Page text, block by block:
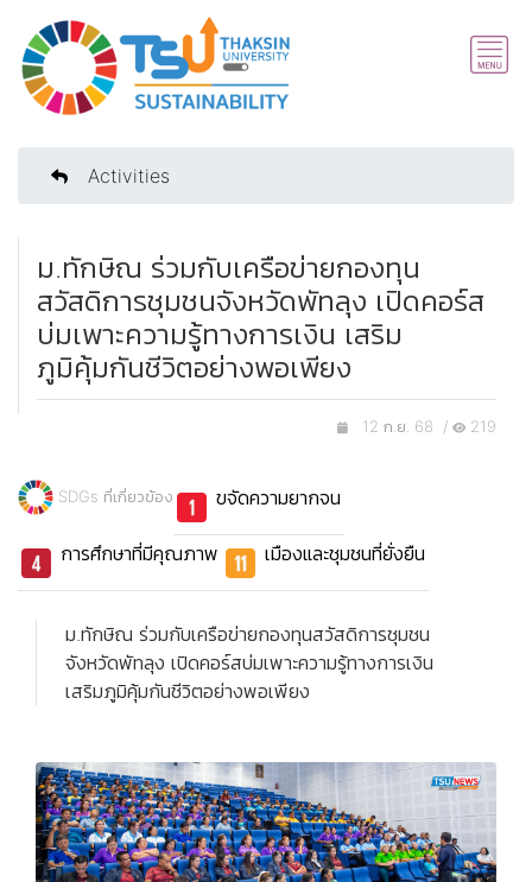
Activities
ม.ทักษิณ ร่วมกับเครือข่ายกองทุน
สวัสดิการชุมชนจังหวัดพัทลุง เปิดคอร์ส
บ่มเพาะความรู้ทางการเงิน เสริม
ภูมิคุ้มกันชีวิตอย่างพอเพียง
12 ก.ย. 68 / 219
SDGs ที่เกี่ยวข้อง ขจัดความยากจน
การศึกษาที่มีคุณภาพ เมืองและชุมชนที่ยั่งยืน
ม.ทักษิณ ร่วมกับเครือข่ายกองทุนสวัสดิการชุมชน
จังหวัดพัทลุง เปิดคอร์สบ่มเพาะความรู้ทางการเงิน
เสริมภูมิคุ้มกันชีวิตอย่างพอเพียง